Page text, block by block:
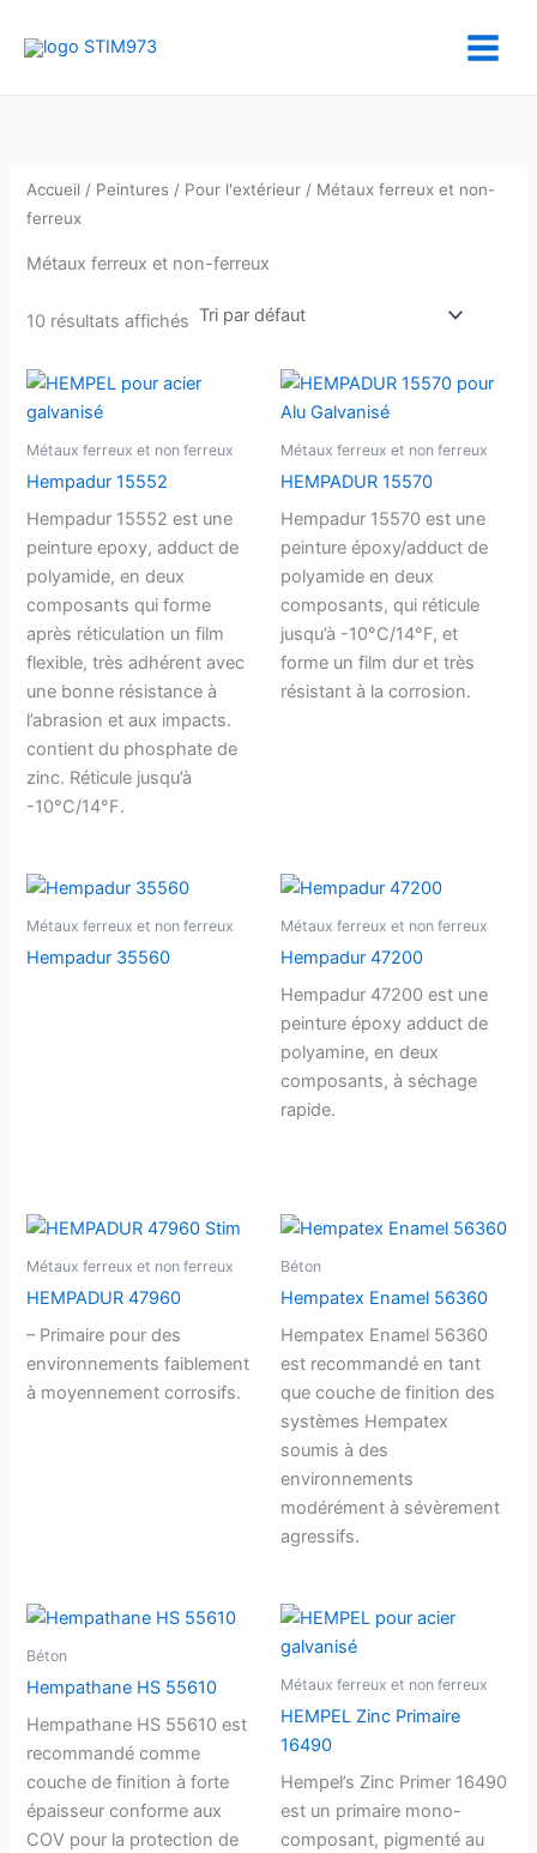
Accueil / Peintures / Pour l'extérieur / Métaux ferreux et non-
ferreux
Métaux ferreux et non-ferreux
10 résultats affichés
Métaux ferreux et non ferreux
Hempadur 15552
Hempadur 15552 est une
peinture epoxy, adduct de
polyamide, en deux
composants qui forme
après réticulation un film
flexible, très adhérent avec
une bonne résistance à
l’abrasion et aux impacts.
contient du phosphate de
zinc. Réticule jusqu’à
-10°C/14°F.
Métaux ferreux et non ferreux
HEMPADUR 15570
Hempadur 15570 est une
peinture époxy/adduct de
polyamide en deux
composants, qui réticule
jusqu’à -10°C/14°F, et
forme un film dur et très
résistant à la corrosion.
Métaux ferreux et non ferreux
Hempadur 35560
Métaux ferreux et non ferreux
Hempadur 47200
Hempadur 47200 est une
peinture époxy adduct de
polyamine, en deux
composants, à séchage
rapide.
Métaux ferreux et non ferreux
HEMPADUR 47960
– Primaire pour des
environnements faiblement
à moyennement corrosifs.
Béton
Hempatex Enamel 56360
Hempatex Enamel 56360
est recommandé en tant
que couche de finition des
systèmes Hempatex
soumis à des
environnements
modérément à sévèrement
agressifs.
Béton
Hempathane HS 55610
Hempathane HS 55610 est
recommandé comme
couche de finition à forte
épaisseur conforme aux
COV pour la protection de
Métaux ferreux et non ferreux
HEMPEL Zinc Primaire
16490
Hempel’s Zinc Primer 16490
est un primaire mono-
composant, pigmenté au